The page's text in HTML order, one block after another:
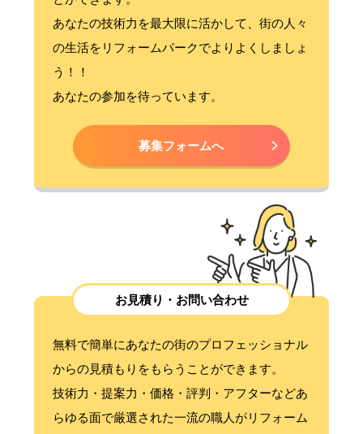
あなたの技術力を最大限に活かして、街の人々
の生活をリフォームパークでよりよくしましょ
う！！
あなたの参加を待っています。
募集フォームへ
お見積り・お問い合わせ
無料で簡単にあなたの街のプロフェッショナル
からの見積もりをもらうことができます。
技術力・提案力・価格・評判・アフターなどあ
らゆる面で厳選された一流の職人がリフォーム